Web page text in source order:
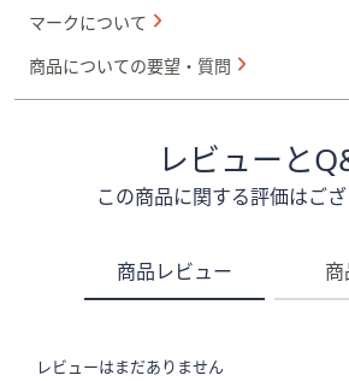
マークについて
商品についての要望・質問
レビューと
この商品に関する評価はござ
商品レビュー
レビューはまだありません